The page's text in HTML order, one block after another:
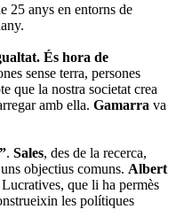
25 anys en entorns de
És hora de
sense terra, persones
que la nostra societat crea
amb ella. Gamarra va
. Sales, des de la recerca,
objectius comuns. Albert
que li ha permès
les polítiques